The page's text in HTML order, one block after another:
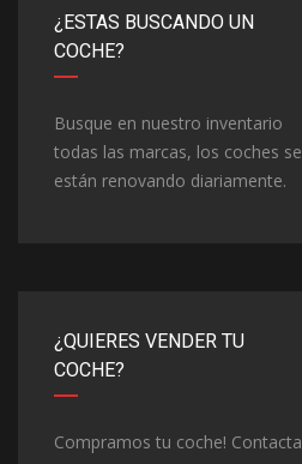
¿ESTAS BUSCANDO UN
COCHE?
Busque en nuestro inventario
todas las marcas, los coches se
están renovando diariamente.
¿QUIERES VENDER TU
COCHE?
Compramos tu coche! Contacta